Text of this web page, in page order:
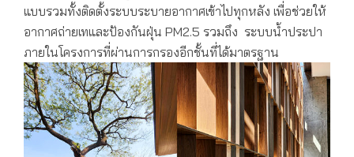
แบบรวมทั้งติดตั้งระบบระบายอากาศเข้าไปทุกหลัง เพื่อช่วยให้
อากาศถ่ายเทและป้องกันฝุ่น PM2.5 รวมถึง ระบบน้ำประปา
ภายในโครงการที่ผ่านการกรองอีกชั้นที่ได้มาตรฐาน